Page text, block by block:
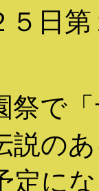
５日
で
説の
定に